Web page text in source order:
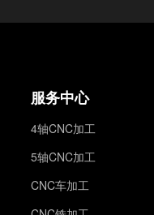
服务中心
4轴CNC加工
5轴CNC加工
CNC车加工